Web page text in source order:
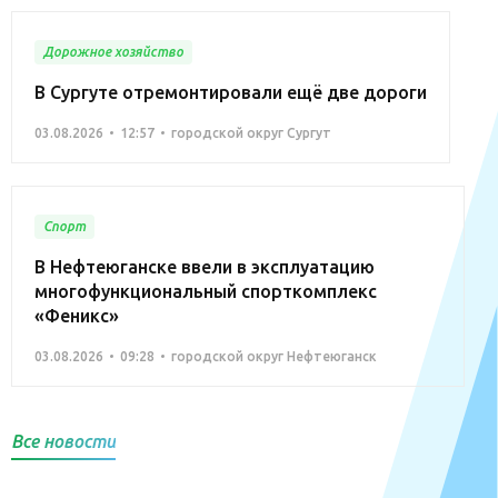
Дорожное хозяйство
В Сургуте отремонтировали ещё две дороги
03.08.2026 12:57 городской округ Сургут
Спорт
В Нефтеюганске ввели в эксплуатацию
многофункциональный спорткомплекс
«Феникс»
03.08.2026 09:28 городской округ Нефтеюганск
Все новости